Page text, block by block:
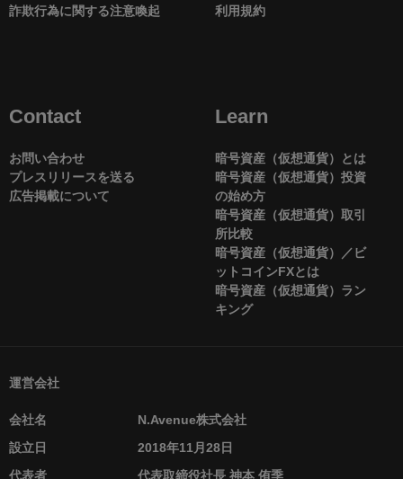
詐欺行為に関する注意喚起
利用規約
Contact
お問い合わせ
プレスリリースを送る
広告掲載について
Learn
暗号資産（仮想通貨）とは
暗号資産（仮想通貨）投資
の始め方
暗号資産（仮想通貨）取引
所比較
暗号資産（仮想通貨）／ビ
ットコインFXとは
暗号資産（仮想通貨）ラン
キング
運営会社
会社名
N.Avenue株式会社
設立日
2018年11月28日
代表者
代表取締役社長 神本 侑季